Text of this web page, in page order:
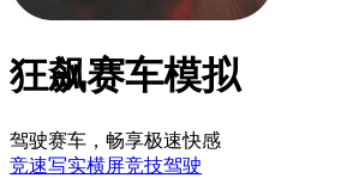
狂飙赛车模拟
驾驶赛车，畅享极速快感
竞速写实横屏竞技驾驶